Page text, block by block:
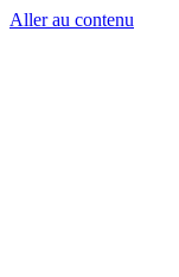
Aller au contenu